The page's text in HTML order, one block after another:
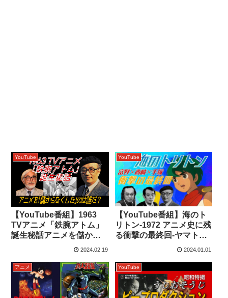
YouTube
【YouTube番組】1963
TVアニメ「鉄腕アトム」
誕生秘話アニメを儲から
なくしたのは誰だ？
2024.02.19
YouTube
【YouTube番組】海のト
リトン-1972 アニメ史に残
る衝撃の最終回-ヤマトと
ガンダムを繋ぐ名作
2024.01.01
アニメ YouTube